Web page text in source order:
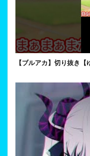
【ブルアカ】切り抜き【